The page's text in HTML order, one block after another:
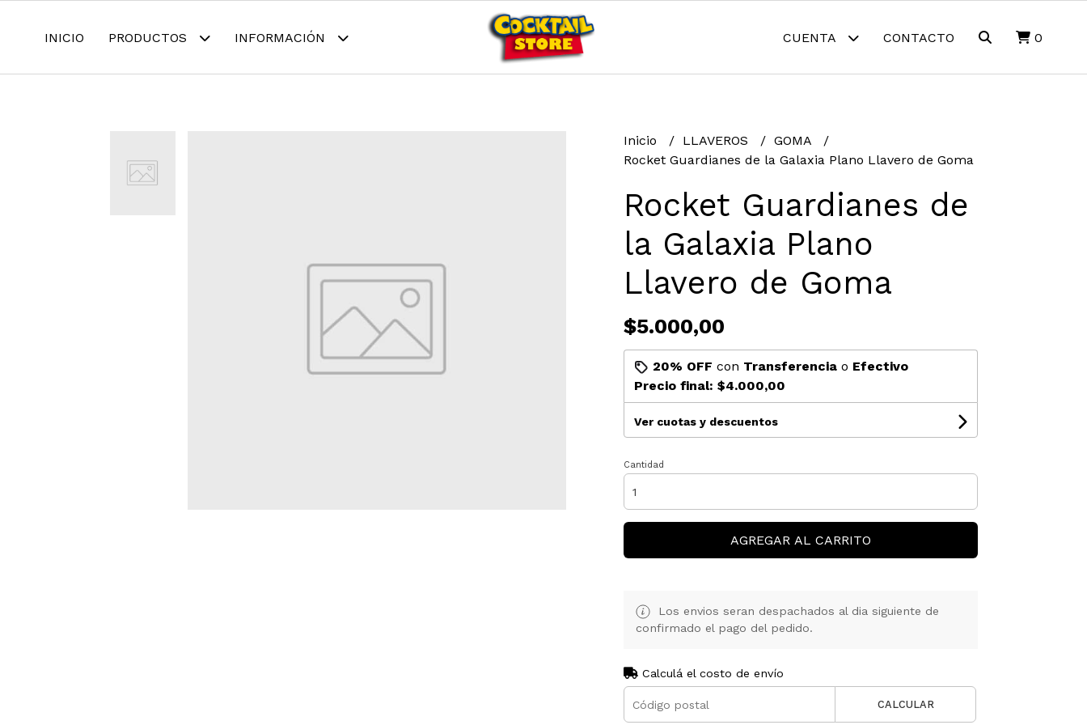
INICIO PRODUCTOS INFORMACIÓN CUENTA CONTACTO 0
Inicio LLAVEROS
GOMA
Rocket Guardianes de la Galaxia Plano Llavero de Goma
Rocket Guardianes de
la Galaxia Plano
Llavero de Goma
$5.000,00
20% OFF con Transferenciao Efectivo
Precio final: $4.000,00
Ver cuotas y descuentos
Cantidad
AGREGAR AL CARRITO
Los envios seran despachados al dia siguiente de
confirmado el pago del pedido.
Calculá el costo de envío
CALCULAR